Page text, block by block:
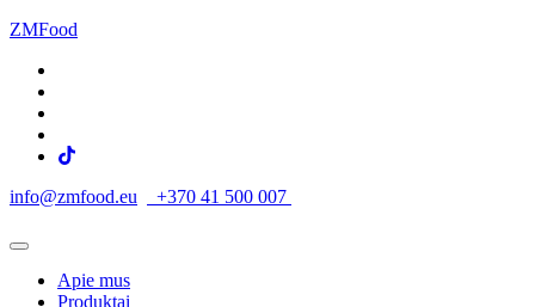
ZMFood
info@zmfood.eu +370 41 500 007
Apie mus
Produktai